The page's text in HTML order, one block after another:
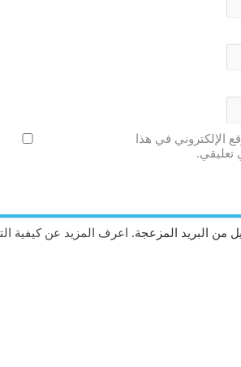
الإلكتروني في هذا
تعليقي.
من البريد المزعجة.
اعرف المزيد عن كيفية